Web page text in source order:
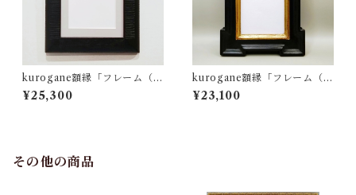
kurogane額縁「フレーム（ブ
ラック・L＆B6サイズマッ
ト）」
¥25,300
kurogane額縁「フレーム（ブ
ラックゴールド・パラディア
ン）」
¥23,100
その他の商品